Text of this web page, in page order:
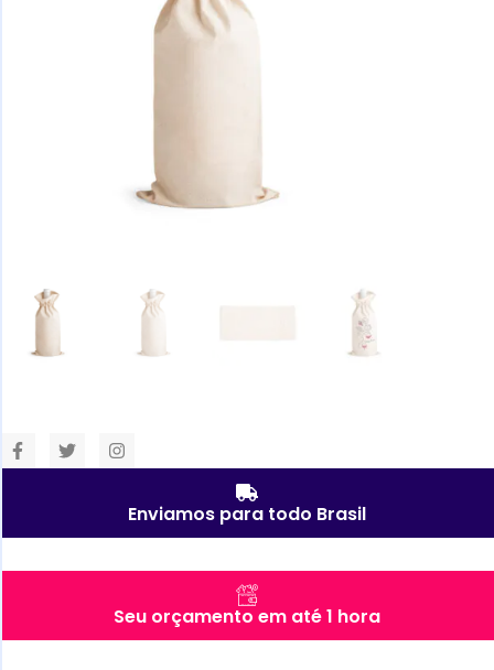
Enviamos para todo Brasil
Seu orçamento em até 1 hora